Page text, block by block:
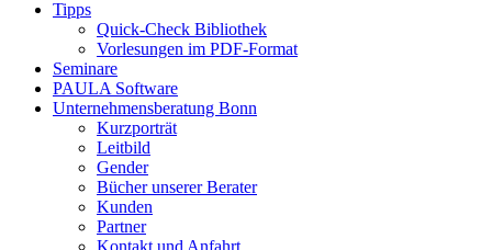
Tipps
Quick-Check Bibliothek
Vorlesungen im PDF-Format
Seminare
PAULA Software
Unternehmensberatung Bonn
Kurzporträt
Leitbild
Gender
Bücher unserer Berater
Kunden
Partner
Kontakt und Anfahrt